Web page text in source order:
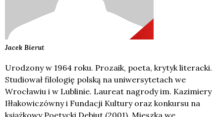
Jacek Bierut
Urodzony w 1964 roku. Prozaik, poeta, krytyk literacki.
Studiował filologię polską na uniwersytetach we
Wrocławiu i w Lublinie. Laureat nagrody im. Kazimiery
Iłłakowiczówny i Fundacji Kultury oraz konkursu na
książkowy Poetycki Debiut (2001). Mieszka we